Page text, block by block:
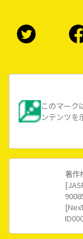
このマーク
ンテンツを
著作